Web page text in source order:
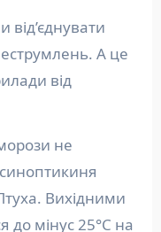
А це
від
не
Вихідними
до мінус 25°С на